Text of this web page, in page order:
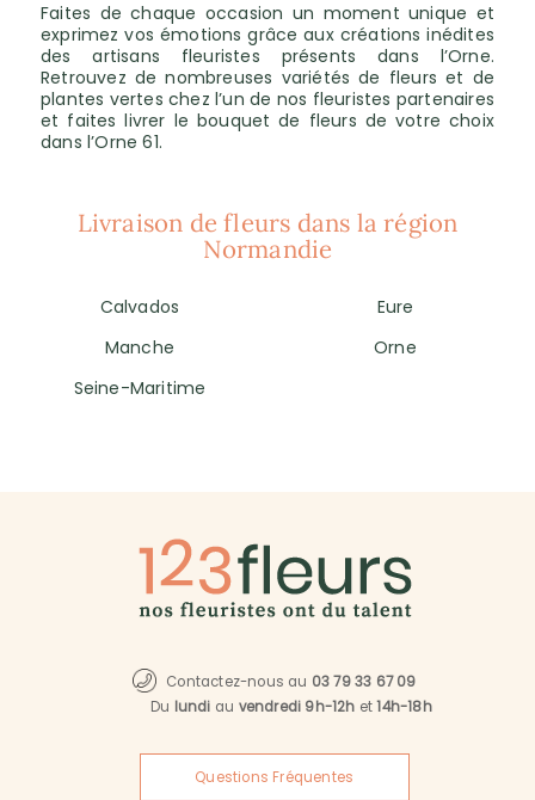
Faites de chaque occasion un moment unique et
exprimez vos émotions grâce aux créations inédites
des artisans fleuristes présents dans l’Orne.
Retrouvez de nombreuses variétés de fleurs et de
plantes vertes chez l’un de nos fleuristes partenaires
et faites livrer le bouquet de fleurs de votre choix
dans l’Orne 61.
Livraison de fleurs dans la région
Normandie
Calvados
Eure
Manche
Orne
Seine-Maritime
Contactez-nous au 03 79 33 67 09
Du lundi au vendredi 9h-12h et14h-18h
Questions Fréquentes